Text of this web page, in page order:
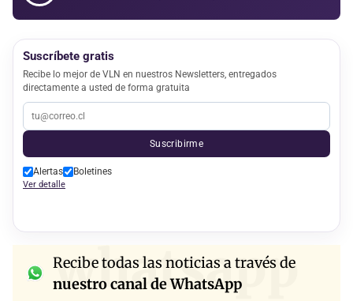
Suscríbete gratis
Recibe lo mejor de VLN en nuestros Newsletters, entregados
directamente a usted de forma gratuita
Suscribirme
Alertas Boletines
Ver detalle
whatsapp
Recibe todas las noticias a través de
nuestro canal de WhatsApp